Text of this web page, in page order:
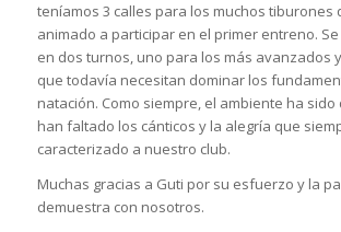
teníamos 3 calles para los muchos tiburones
animado a participar en el primer entreno.
en dos turnos, uno para los más avanzados
que todavía necesitan dominar los
natación. Como siempre, el ambiente ha
han faltado los cánticos y la alegría que
caracterizado a nuestro club.
Muchas gracias a Guti por su esfuerzo y la
demuestra con nosotros.